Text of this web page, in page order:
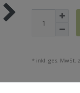
* inkl. ges. MwSt.